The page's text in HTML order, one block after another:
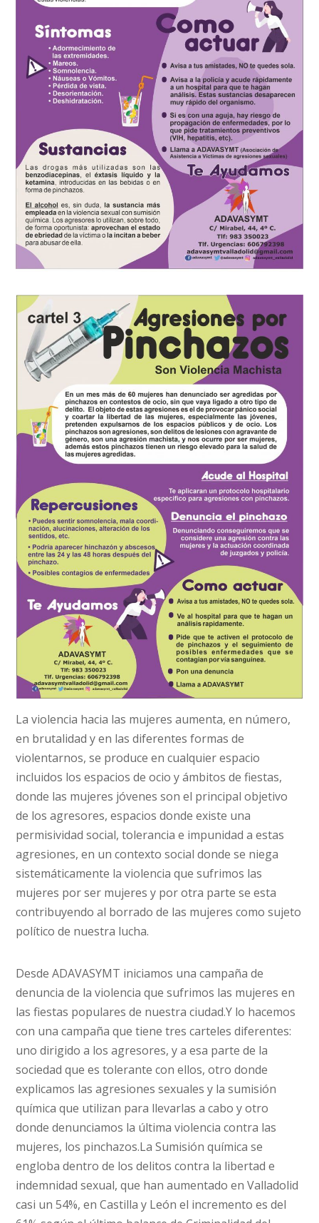
La violencia hacia las mujeres aumenta, en número,
en brutalidad y en las diferentes formas de
violentarnos, se produce en cualquier espacio
incluidos los espacios de ocio y ámbitos de fiestas,
donde las mujeres jóvenes son el principal objetivo
de los agresores, espacios donde existe una
permisividad social, tolerancia e impunidad a estas
agresiones, en un contexto social donde se niega
sistemáticamente la violencia que sufrimos las
mujeres por ser mujeres y por otra parte se esta
contribuyendo al borrado de las mujeres como sujeto
político de nuestra lucha.
Desde ADAVASYMT iniciamos una campaña de
denuncia de la violencia que sufrimos las mujeres en
las fiestas populares de nuestra ciudad.Y lo hacemos
con una campaña que tiene tres carteles diferentes:
uno dirigido a los agresores, y a esa parte de la
sociedad que es tolerante con ellos, otro donde
explicamos las agresiones sexuales y la sumisión
química que utilizan para llevarlas a cabo y otro
donde denunciamos la última violencia contra las
mujeres, los pinchazos.La Sumisión química se
engloba dentro de los delitos contra la libertad e
indemnidad sexual, que han aumentado en Valladolid
casi un 54%, en Castilla y León el incremento es del